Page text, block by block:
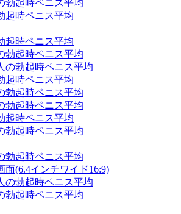
勃起時ペニス平均
起時ペニス平均
起時ペニス平均
勃起時ペニス平均
の勃起時ペニス平均
起時ペニス平均
勃起時ペニス平均
勃起時ペニス平均
起時ペニス平均
勃起時ペニス平均
勃起時ペニス平均
面(6.4インチワイド16:9)
の勃起時ペニス平均
勃起時ペニス平均